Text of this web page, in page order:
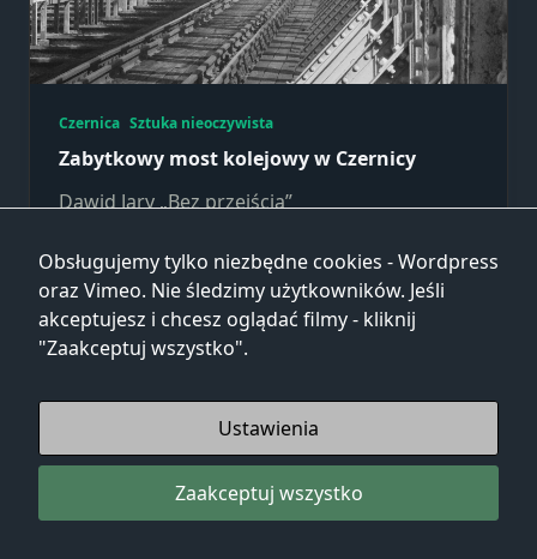
Czernica Sztuka nieoczywista
Zabytkowy most kolejowy w Czernicy
Dawid Jary „Bez przejścia”
Dawid Jary Paź 24, 2025
Obsługujemy tylko niezbędne cookies - Wordpress
oraz Vimeo. Nie śledzimy użytkowników. Jeśli
akceptujesz i chcesz oglądać filmy - kliknij
"Zaakceptuj wszystko".
Ustawienia
Zaakceptuj wszystko